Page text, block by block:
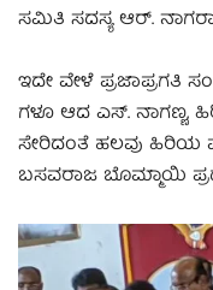
ಸಮಿತಿ ಸದಸ್ಯ ಆರ್.
ಇದೇ ವೇಳೆ ಪ್ರಜಾಪ್ರಗತಿ
ಗಳೂ ಆದ ಎಸ್. ನಾಗಣ್ಣ,
ಸೇರಿದಂತೆ ಹಲವು ಹಿರಿಯ
ಬಸವರಾಜ ಬೊಮ್ಮಾಯಿ